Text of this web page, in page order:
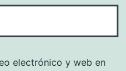
electrónico y web en